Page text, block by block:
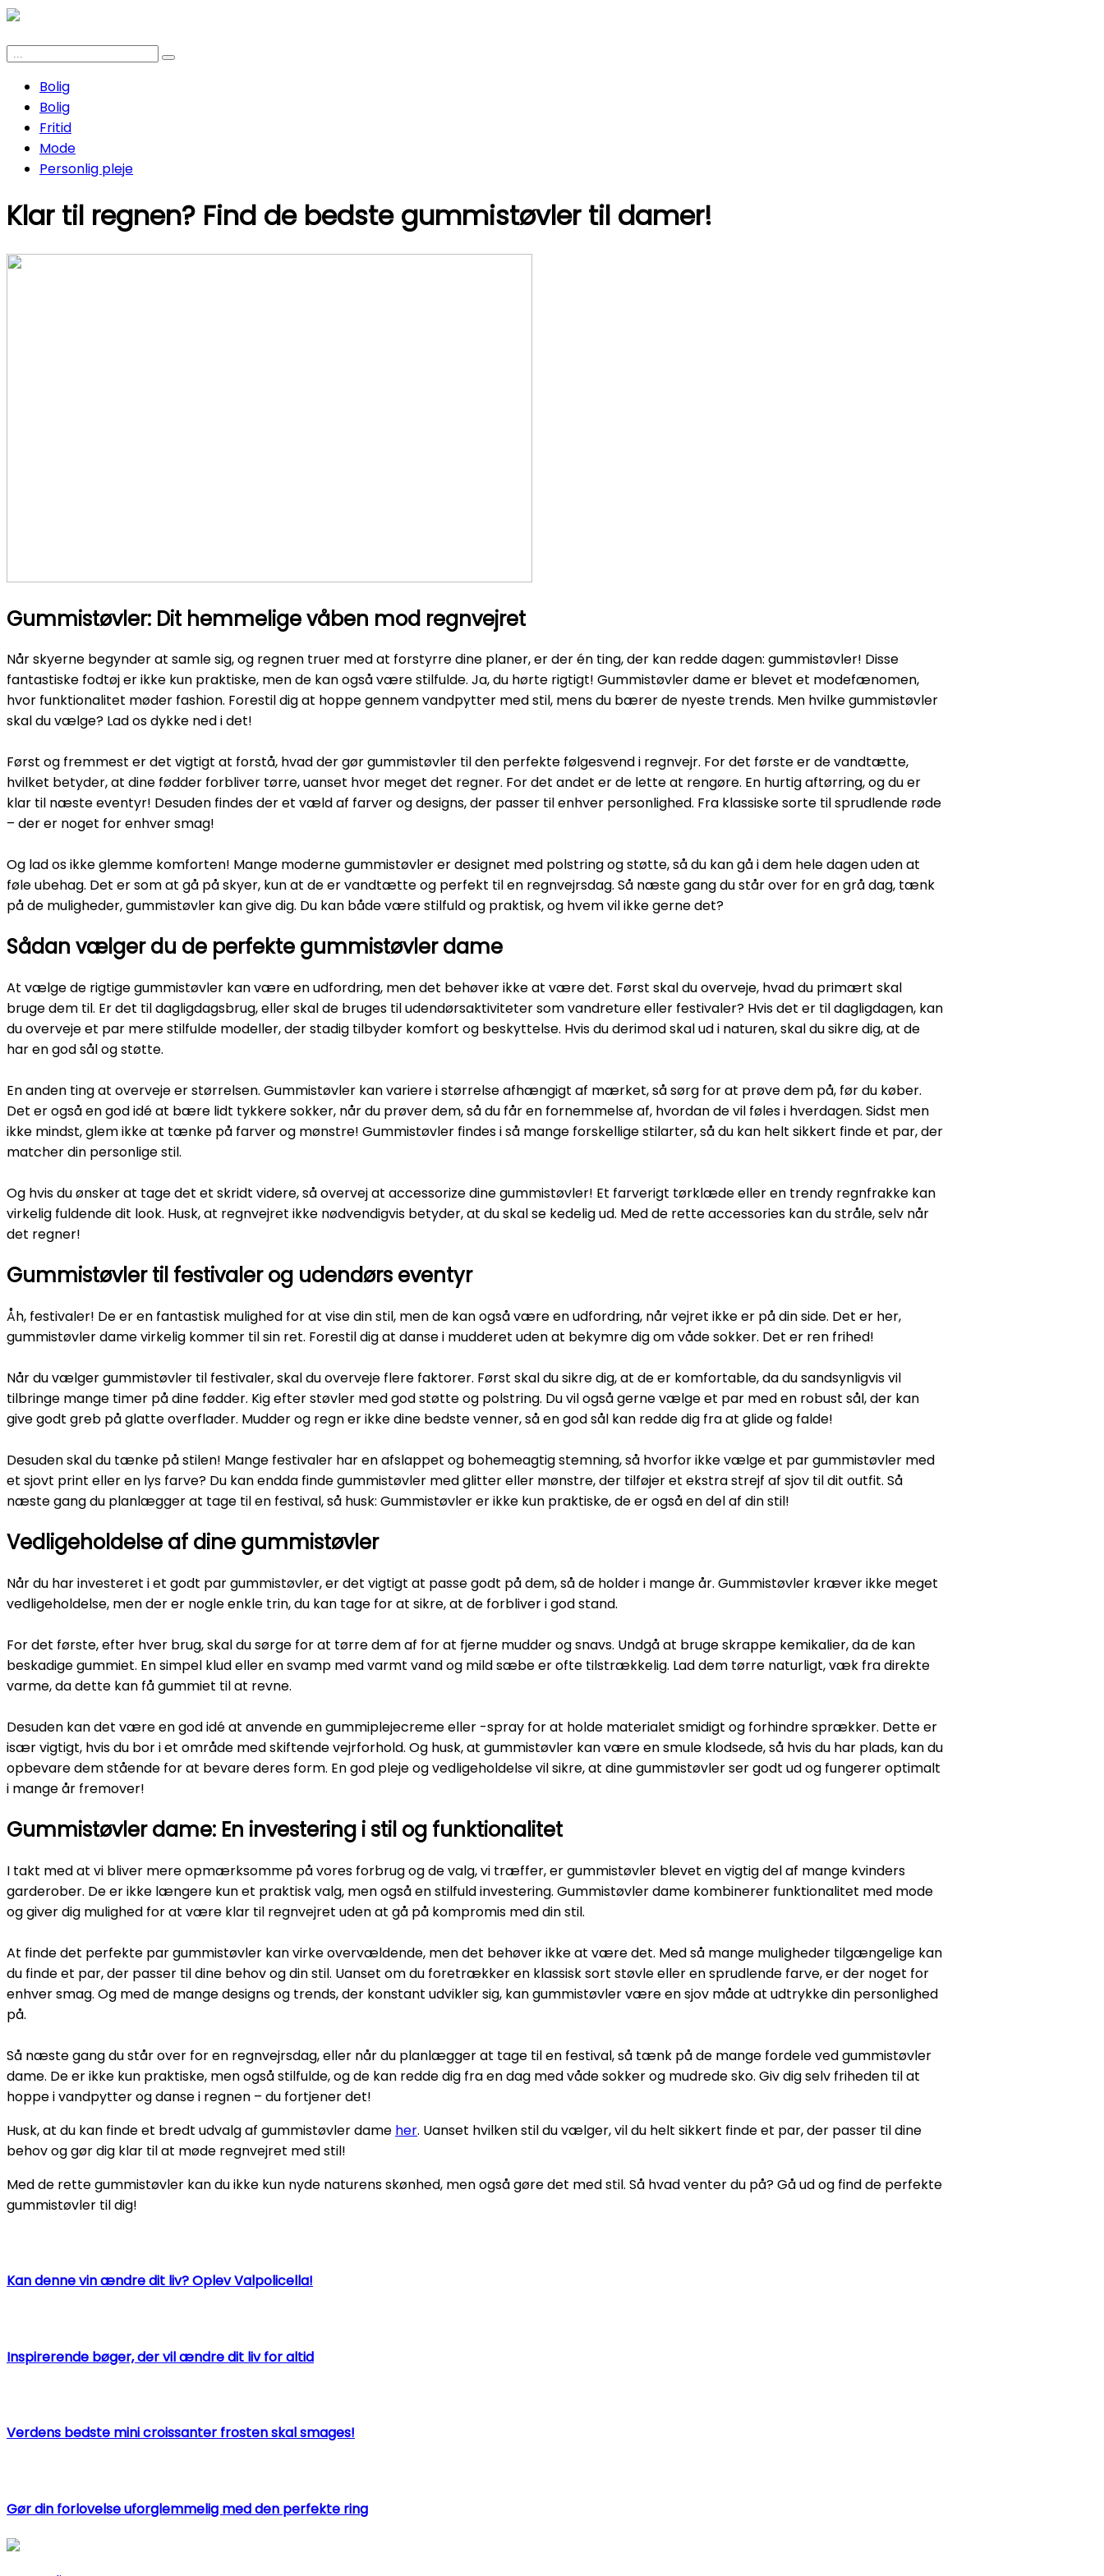
Bolig
Bolig
Fritid
Mode
Personlig pleje
Klar til regnen? Find de bedste gummistøvler til damer!
Gummistøvler: Dit hemmelige våben mod regnvejret
Når skyerne begynder at samle sig, og regnen truer med at forstyrre dine planer, er der én ting, der kan redde dagen: gummistøvler! Disse
fantastiske fodtøj er ikke kun praktiske, men de kan også være stilfulde. Ja, du hørte rigtigt! Gummistøvler dame er blevet et modefænomen,
hvor funktionalitet møder fashion. Forestil dig at hoppe gennem vandpytter med stil, mens du bærer de nyeste trends. Men hvilke gummistøvler
skal du vælge? Lad os dykke ned i det!
Først og fremmest er det vigtigt at forstå, hvad der gør gummistøvler til den perfekte følgesvend i regnvejr. For det første er de vandtætte,
hvilket betyder, at dine fødder forbliver tørre, uanset hvor meget det regner. For det andet er de lette at rengøre. En hurtig aftørring, og du er
klar til næste eventyr! Desuden findes der et væld af farver og designs, der passer til enhver personlighed. Fra klassiske sorte til sprudlende røde
– der er noget for enhver smag!
Og lad os ikke glemme komforten! Mange moderne gummistøvler er designet med polstring og støtte, så du kan gå i dem hele dagen uden at
føle ubehag. Det er som at gå på skyer, kun at de er vandtætte og perfekt til en regnvejrsdag. Så næste gang du står over for en grå dag, tænk
på de muligheder, gummistøvler kan give dig. Du kan både være stilfuld og praktisk, og hvem vil ikke gerne det?
Sådan vælger du de perfekte gummistøvler dame
At vælge de rigtige gummistøvler kan være en udfordring, men det behøver ikke at være det. Først skal du overveje, hvad du primært skal
bruge dem til. Er det til dagligdagsbrug, eller skal de bruges til udendørsaktiviteter som vandreture eller festivaler? Hvis det er til dagligdagen, kan
du overveje et par mere stilfulde modeller, der stadig tilbyder komfort og beskyttelse. Hvis du derimod skal ud i naturen, skal du sikre dig, at de
har en god sål og støtte.
En anden ting at overveje er størrelsen. Gummistøvler kan variere i størrelse afhængigt af mærket, så sørg for at prøve dem på, før du køber.
Det er også en god idé at bære lidt tykkere sokker, når du prøver dem, så du får en fornemmelse af, hvordan de vil føles i hverdagen. Sidst men
ikke mindst, glem ikke at tænke på farver og mønstre! Gummistøvler findes i så mange forskellige stilarter, så du kan helt sikkert finde et par, der
matcher din personlige stil.
Og hvis du ønsker at tage det et skridt videre, så overvej at accessorize dine gummistøvler! Et farverigt tørklæde eller en trendy regnfrakke kan
virkelig fuldende dit look. Husk, at regnvejret ikke nødvendigvis betyder, at du skal se kedelig ud. Med de rette accessories kan du stråle, selv når
det regner!
Gummistøvler til festivaler og udendørs eventyr
Åh, festivaler! De er en fantastisk mulighed for at vise din stil, men de kan også være en udfordring, når vejret ikke er på din side. Det er her,
gummistøvler dame virkelig kommer til sin ret. Forestil dig at danse i mudderet uden at bekymre dig om våde sokker. Det er ren frihed!
Når du vælger gummistøvler til festivaler, skal du overveje flere faktorer. Først skal du sikre dig, at de er komfortable, da du sandsynligvis vil
tilbringe mange timer på dine fødder. Kig efter støvler med god støtte og polstring. Du vil også gerne vælge et par med en robust sål, der kan
give godt greb på glatte overflader. Mudder og regn er ikke dine bedste venner, så en god sål kan redde dig fra at glide og falde!
Desuden skal du tænke på stilen! Mange festivaler har en afslappet og bohemeagtig stemning, så hvorfor ikke vælge et par gummistøvler med
et sjovt print eller en lys farve? Du kan endda finde gummistøvler med glitter eller mønstre, der tilføjer et ekstra strejf af sjov til dit outfit. Så
næste gang du planlægger at tage til en festival, så husk: Gummistøvler er ikke kun praktiske, de er også en del af din stil!
Vedligeholdelse af dine gummistøvler
Når du har investeret i et godt par gummistøvler, er det vigtigt at passe godt på dem, så de holder i mange år. Gummistøvler kræver ikke meget
vedligeholdelse, men der er nogle enkle trin, du kan tage for at sikre, at de forbliver i god stand.
For det første, efter hver brug, skal du sørge for at tørre dem af for at fjerne mudder og snavs. Undgå at bruge skrappe kemikalier, da de kan
beskadige gummiet. En simpel klud eller en svamp med varmt vand og mild sæbe er ofte tilstrækkelig. Lad dem tørre naturligt, væk fra direkte
varme, da dette kan få gummiet til at revne.
Desuden kan det være en god idé at anvende en gummiplejecreme eller -spray for at holde materialet smidigt og forhindre sprækker. Dette er
især vigtigt, hvis du bor i et område med skiftende vejrforhold. Og husk, at gummistøvler kan være en smule klodsede, så hvis du har plads, kan du
opbevare dem stående for at bevare deres form. En god pleje og vedligeholdelse vil sikre, at dine gummistøvler ser godt ud og fungerer optimalt
i mange år fremover!
Gummistøvler dame: En investering i stil og funktionalitet
I takt med at vi bliver mere opmærksomme på vores forbrug og de valg, vi træffer, er gummistøvler blevet en vigtig del af mange kvinders
garderober. De er ikke længere kun et praktisk valg, men også en stilfuld investering. Gummistøvler dame kombinerer funktionalitet med mode
og giver dig mulighed for at være klar til regnvejret uden at gå på kompromis med din stil.
At finde det perfekte par gummistøvler kan virke overvældende, men det behøver ikke at være det. Med så mange muligheder tilgængelige kan
du finde et par, der passer til dine behov og din stil. Uanset om du foretrækker en klassisk sort støvle eller en sprudlende farve, er der noget for
enhver smag. Og med de mange designs og trends, der konstant udvikler sig, kan gummistøvler være en sjov måde at udtrykke din personlighed
på.
Så næste gang du står over for en regnvejrsdag, eller når du planlægger at tage til en festival, så tænk på de mange fordele ved gummistøvler
dame. De er ikke kun praktiske, men også stilfulde, og de kan redde dig fra en dag med våde sokker og mudrede sko. Giv dig selv friheden til at
hoppe i vandpytter og danse i regnen – du fortjener det!
Husk, at du kan finde et bredt udvalg af gummistøvler dame her. Uanset hvilken stil du vælger, vil du helt sikkert finde et par, der passer til dine
behov og gør dig klar til at møde regnvejret med stil!
Med de rette gummistøvler kan du ikke kun nyde naturens skønhed, men også gøre det med stil. Så hvad venter du på? Gå ud og find de perfekte
gummistøvler til dig!
Kan denne vin ændre dit liv? Oplev Valpolicella!
Inspirerende bøger, der vil ændre dit liv for altid
Verdens bedste mini croissanter frosten skal smages!
Gør din forlovelse uforglemmelig med den perfekte ring